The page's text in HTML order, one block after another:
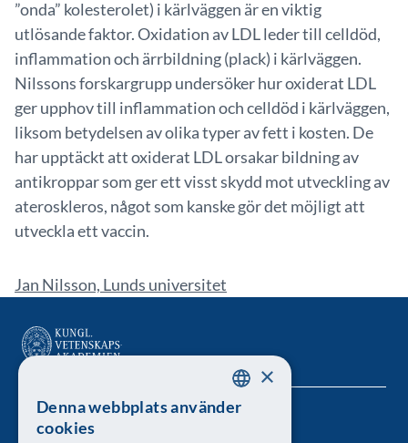
”onda” kolesterolet) i kärlväggen är en viktig
utlösande faktor. Oxidation av LDL leder till celldöd,
inflammation och ärrbildning (plack) i kärlväggen.
Nilssons forskargrupp undersöker hur oxiderat LDL
ger upphov till inflammation och celldöd i kärlväggen,
liksom betydelsen av olika typer av fett i kosten. De
har upptäckt att oxiderat LDL orsakar bildning av
antikroppar som ger ett visst skydd mot utveckling av
ateroskleros, något som kanske gör det möjligt att
utveckla ett vaccin.
Jan Nilsson, Lunds universitet
Kungl. Vetenskapsakademien SWEDISH
×
Denna webbplats använder
cookies